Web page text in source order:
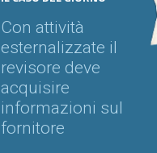
Con attività
esternalizzate il
revisore deve
acquisire
informazioni sul
fornitore